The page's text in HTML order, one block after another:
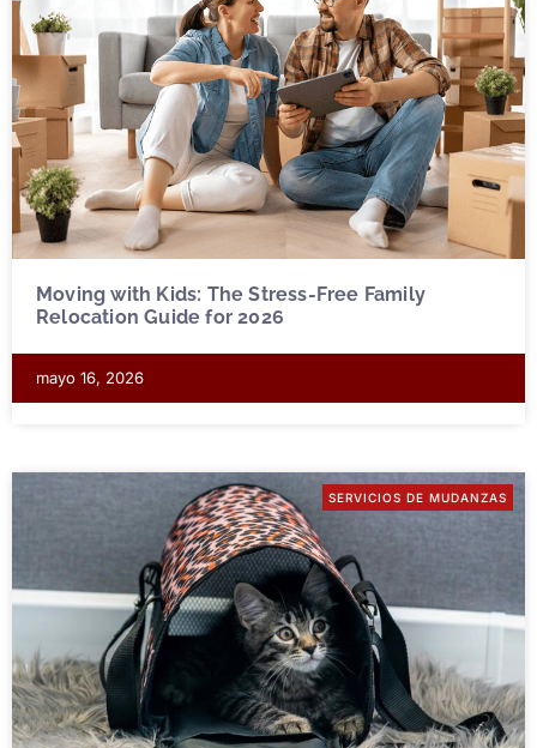
Moving with Kids: The Stress-Free Family
Relocation Guide for 2026
mayo 16, 2026
SERVICIOS DE MUDANZAS